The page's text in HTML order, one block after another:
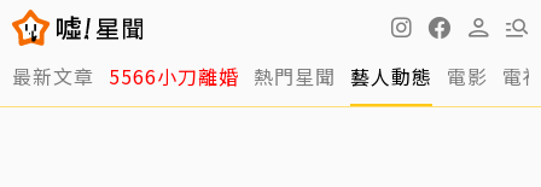
最新文章 5566小刀離婚 熱門星聞 藝人動態 電影 電